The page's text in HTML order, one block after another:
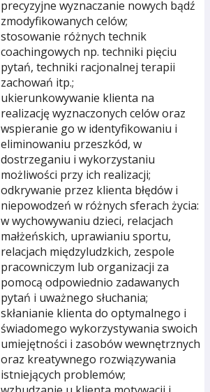
precyzyjne wyznaczanie nowych bądź
zmodyfikowanych celów;
stosowanie różnych technik
coachingowych np. techniki pięciu
pytań, techniki racjonalnej terapii
zachowań itp.;
ukierunkowywanie klienta na
realizację wyznaczonych celów oraz
wspieranie go w identyfikowaniu i
eliminowaniu przeszkód, w
dostrzeganiu i wykorzystaniu
możliwości przy ich realizacji;
odkrywanie przez klienta błędów i
niepowodzeń w różnych sferach życia:
w wychowywaniu dzieci, relacjach
małżeńskich, uprawianiu sportu,
relacjach międzyludzkich, zespole
pracowniczym lub organizacji za
pomocą odpowiednio zadawanych
pytań i uważnego słuchania;
skłanianie klienta do optymalnego i
świadomego wykorzystywania swoich
umiejętności i zasobów wewnętrznych
oraz kreatywnego rozwiązywania
istniejących problemów;